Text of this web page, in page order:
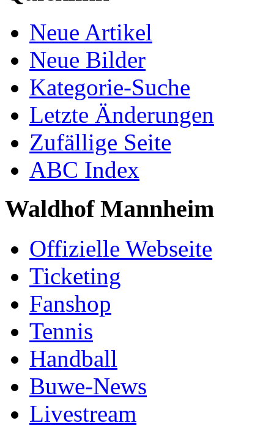
Neue Artikel
Neue Bilder
Kategorie-Suche
Letzte Änderungen
Zufällige Seite
ABC Index
Waldhof Mannheim
Offizielle Webseite
Ticketing
Fanshop
Tennis
Handball
Buwe-News
Livestream